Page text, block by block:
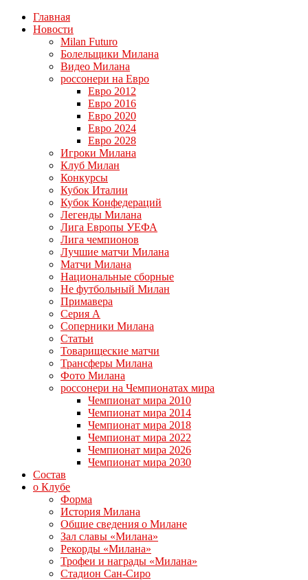
Главная
Новости
Milan Futuro
Болельщики Милана
Видео Милана
россонери на Евро
Евро 2012
Евро 2016
Евро 2020
Евро 2024
Евро 2028
Игроки Милана
Клуб Милан
Конкурсы
Кубок Италии
Кубок Конфедераций
Легенды Милана
Лига Европы УЕФА
Лига чемпионов
Лучшие матчи Милана
Матчи Милана
Национальные сборные
Не футбольный Милан
Примавера
Серия А
Соперники Милана
Статьи
Товарищеские матчи
Трансферы Милана
Фото Милана
россонери на Чемпионатах мира
Чемпионат мира 2010
Чемпионат мира 2014
Чемпионат мира 2018
Чемпионат мира 2022
Чемпионат мира 2026
Чемпионат мира 2030
Состав
о Клубе
Форма
История Милана
Общие сведения о Милане
Зал славы «Милана»
Рекорды «Милана»
Трофеи и награды «Милана»
Стадион Сан-Сиро